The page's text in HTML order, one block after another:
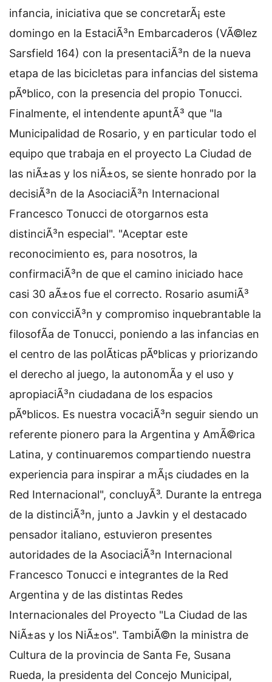
infancia, iniciativa que se concretarÃ¡ este
domingo en la EstaciÃ³n Embarcaderos (VÃ©lez
Sarsfield 164) con la presentaciÃ³n de la nueva
etapa de las bicicletas para infancias del sistema
pÃºblico, con la presencia del propio Tonucci.
Finalmente, el intendente apuntÃ³ que "la
Municipalidad de Rosario, y en particular todo el
equipo que trabaja en el proyecto La Ciudad de
las niÃ±as y los niÃ±os, se siente honrado por la
decisiÃ³n de la AsociaciÃ³n Internacional
Francesco Tonucci de otorgarnos esta
distinciÃ³n especial". "Aceptar este
reconocimiento es, para nosotros, la
confirmaciÃ³n de que el camino iniciado hace
casi 30 aÃ±os fue el correcto. Rosario asumiÃ³
con convicciÃ³n y compromiso inquebrantable la
filosofÃ­a de Tonucci, poniendo a las infancias en
el centro de las polÃ­ticas pÃºblicas y priorizando
el derecho al juego, la autonomÃ­a y el uso y
apropiaciÃ³n ciudadana de los espacios
pÃºblicos. Es nuestra vocaciÃ³n seguir siendo un
referente pionero para la Argentina y AmÃ©rica
Latina, y continuaremos compartiendo nuestra
experiencia para inspirar a mÃ¡s ciudades en la
Red Internacional", concluyÃ³. Durante la entrega
de la distinciÃ³n, junto a Javkin y el destacado
pensador italiano, estuvieron presentes
autoridades de la AsociaciÃ³n Internacional
Francesco Tonucci e integrantes de la Red
Argentina y de las distintas Redes
Internacionales del Proyecto "La Ciudad de las
NiÃ±as y los NiÃ±os". TambiÃ©n la ministra de
Cultura de la provincia de Santa Fe, Susana
Rueda, la presidenta del Concejo Municipal,